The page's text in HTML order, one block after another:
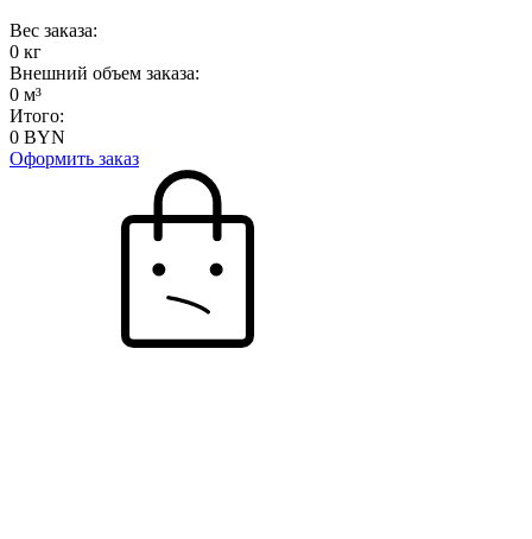
Вес заказа:
0 кг
Внешний объем заказа:
0 м³
Итого:
0 BYN
Оформить заказ